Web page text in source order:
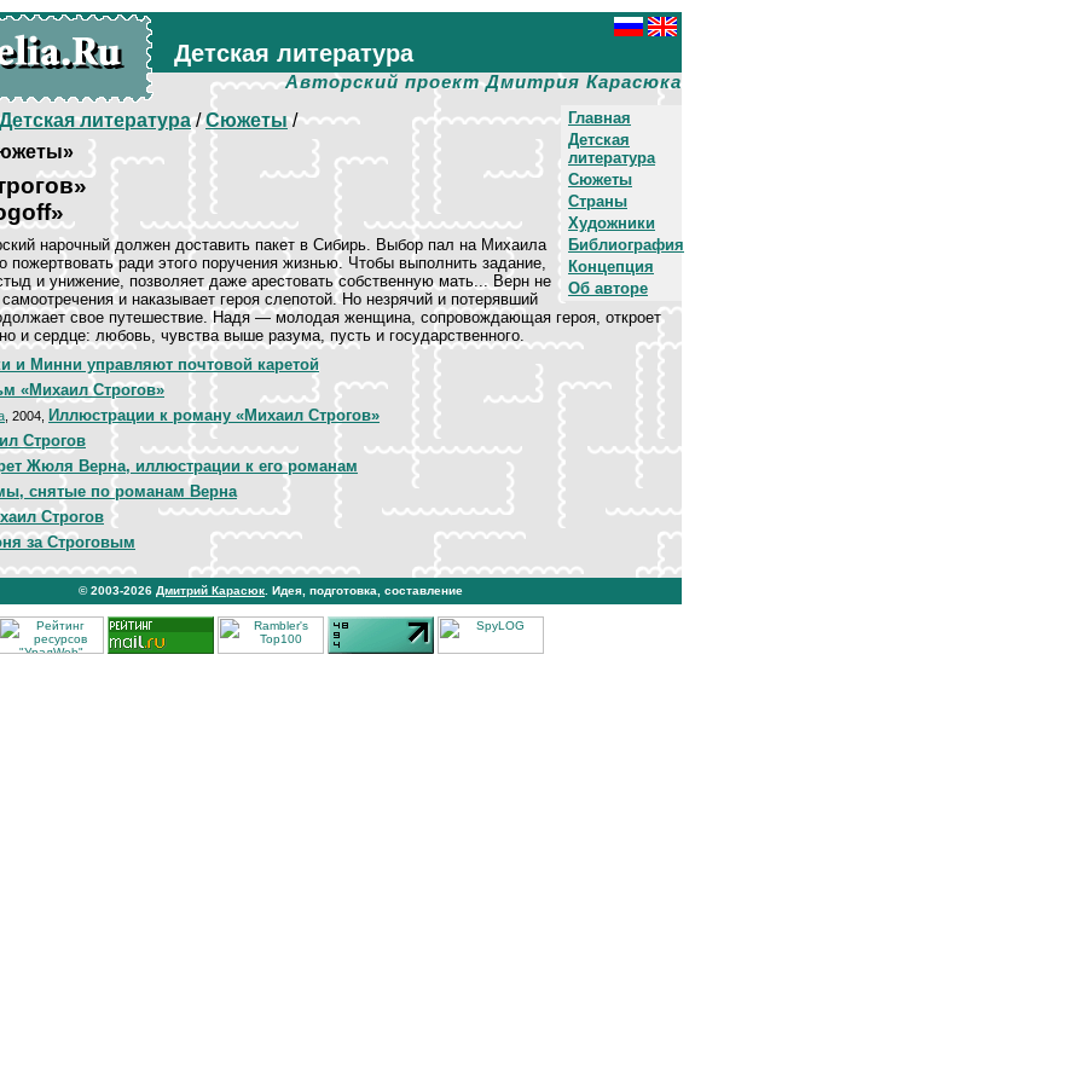
Детская литература
Авторский проект Дмитрия Карасюка
Главная
Детская
литература
Сюжеты
Страны
Художники
Библиография
Концепция
Об авторе
Детская литература/Сюжеты/
нарочный должен доставить пакет в Сибирь. Выбор пал на Михаила
пожертвовать ради этого поручения жизнью. Чтобы выполнить задание,
и унижение, позволяет даже арестовать собственную мать... Верн не
самоотречения и наказывает героя слепотой. Но незрячий и потерявший
свое путешествие. Надя — молодая женщина, сопровождающая героя, откроет
и сердце: любовь, чувства выше разума, пусть и государственного.
и Минни управляют почтовой каретой
«Михаил Строгов»
, 2004, Иллюстрации к роману «Михаил Строгов»
Строгов
Жюля Верна, иллюстрации к его романам
снятые по романам Верна
Строгов
за Строговым
© 2003-2026 Дмитрий Карасюк . Идея, подготовка, составление